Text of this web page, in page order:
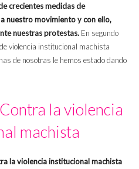
crecientes medidas de
nuestro movimiento y con ello,
nuestras protestas. En segundo
violencia institucional machista
de nosotras le hemos estado dando
la violencia
machista
la violencia institucional machista